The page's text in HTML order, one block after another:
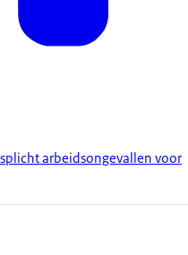
arbeidsongevallen voor